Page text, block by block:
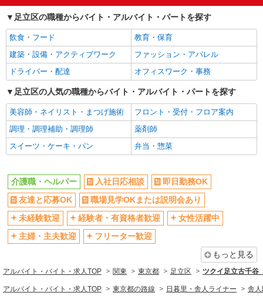
友達と応募OK
職場見学OKまたは説明会あり
未経験歓迎
経験者・有資格者歓迎
女性活躍中
主婦・主夫歓迎
フリーター歓迎
学歴不問
ブランクOK
ミドル（40代～）活躍中
エルダー（50代～）活躍中
昇給あり
禁煙・分煙
バイク通勤OK
自転車通勤OK
残業ほぼなし
副業・WワークOK
転勤なし
産休・育休取得実績あり
各種手当（家族・役職・インセン
ティブなど）あり
研修制度あり
社員登用あり
資格取得支援制度あり
髪型・髪色自由
髭（ひげ）OK
ネイルOK
足立区の職種からバイト・アルバイト・パートを探す
飲食・フード
教育・保育
建築・設備・アクティブワーク
ファッション・アパレル
ドライバー・配達
オフィスワーク・事務
足立区の人気の職種からバイト・アルバイト・パートを探す
美容師・ネイリスト・まつげ施術
フロント・受付・フロア案内
調理・調理補助・調理師
薬剤師
スイーツ・ケーキ・パン
弁当・惣菜
介護職・ヘルパー 入社日応相談
即日勤務OK
友達と応募OK
職場見学OKまたは説明会あり
未経験歓迎
経験者・有資格者歓迎
女性活躍中
主婦・主夫歓迎
フリーター歓迎
もっと見る
アルバイト・バイト・求人TOP 関東 東京都 足立区 ツクイ足立古千谷
アルバイト・バイト・求人TOP 東京都の路線 日暮里・舎人ライナー 舎